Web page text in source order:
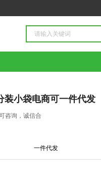
装小袋电商可一件代发
咨询，诚信合
一件代发